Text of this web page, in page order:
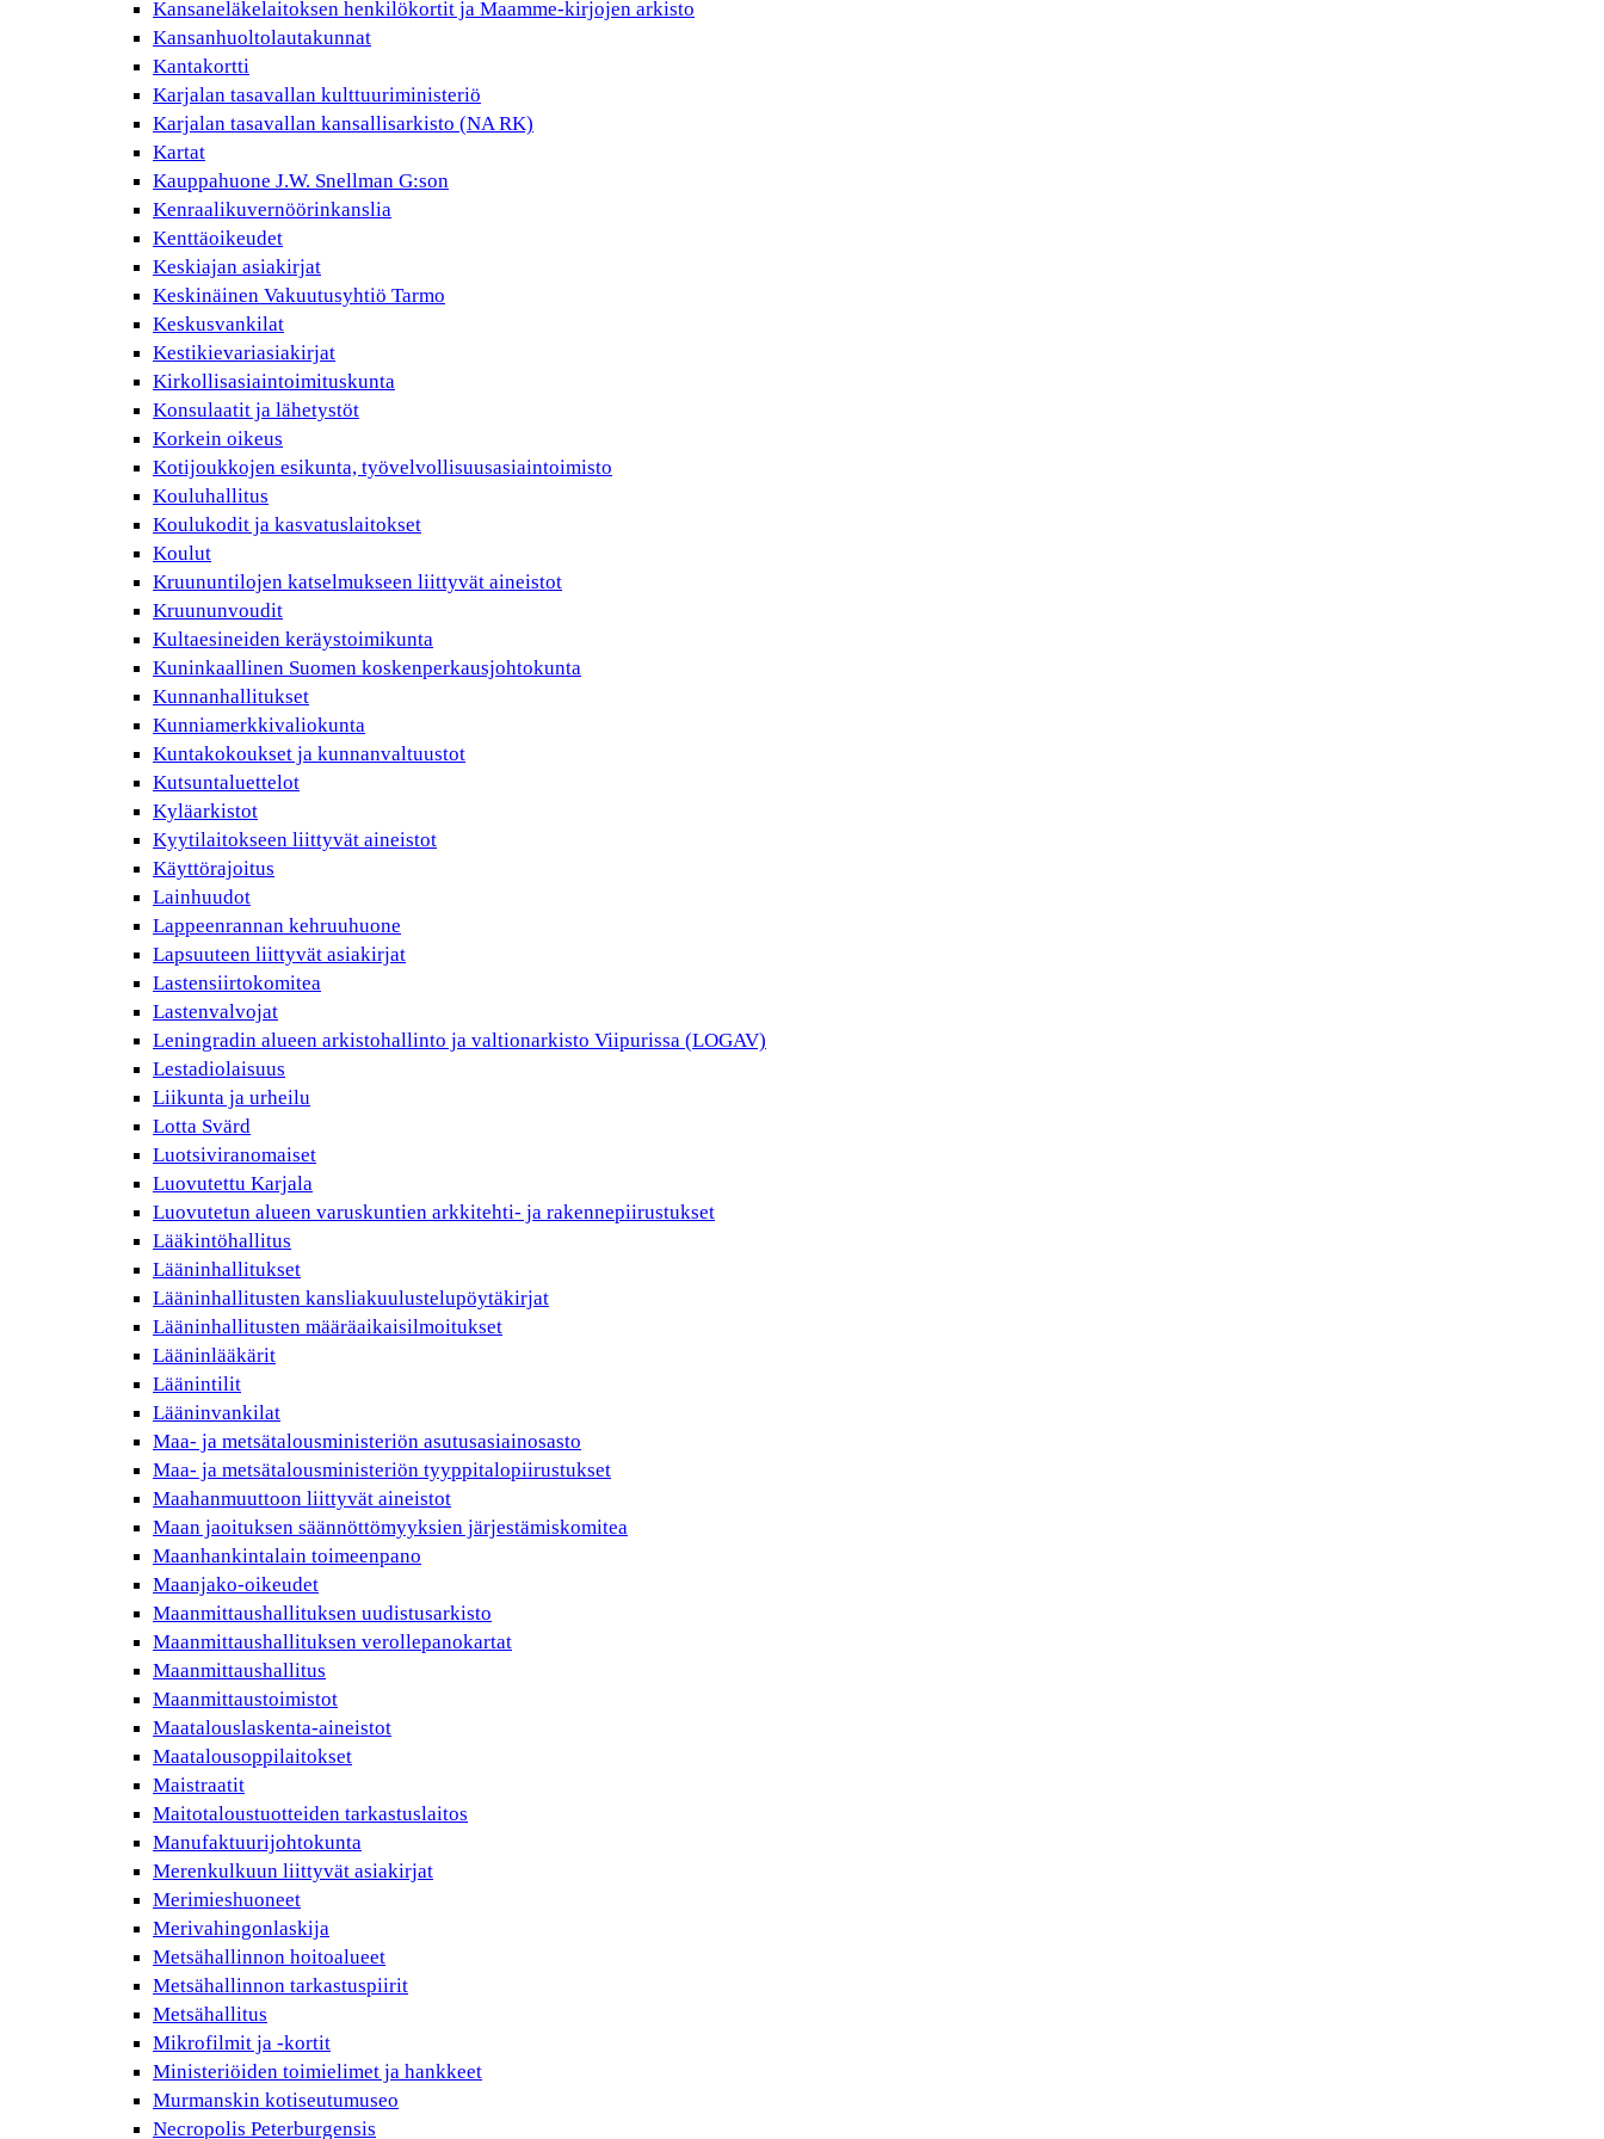
Kansaneläkelaitoksen henkilökortit ja Maamme-kirjojen arkisto
Kansanhuoltolautakunnat
Kantakortti
Karjalan tasavallan kulttuuriministeriö
Karjalan tasavallan kansallisarkisto (NA RK)
Kartat
Kauppahuone J.W. Snellman G:son
Kenraalikuvernöörinkanslia
Kenttäoikeudet
Keskiajan asiakirjat
Keskinäinen Vakuutusyhtiö Tarmo
Keskusvankilat
Kestikievariasiakirjat
Kirkollisasiaintoimituskunta
Konsulaatit ja lähetystöt
Korkein oikeus
Kotijoukkojen esikunta, työvelvollisuusasiaintoimisto
Kouluhallitus
Koulukodit ja kasvatuslaitokset
Koulut
Kruununtilojen katselmukseen liittyvät aineistot
Kruununvoudit
Kultaesineiden keräystoimikunta
Kuninkaallinen Suomen koskenperkausjohtokunta
Kunnanhallitukset
Kunniamerkkivaliokunta
Kuntakokoukset ja kunnanvaltuustot
Kutsuntaluettelot
Kyläarkistot
Kyytilaitokseen liittyvät aineistot
Käyttörajoitus
Lainhuudot
Lappeenrannan kehruuhuone
Lapsuuteen liittyvät asiakirjat
Lastensiirtokomitea
Lastenvalvojat
Leningradin alueen arkistohallinto ja valtionarkisto Viipurissa (LOGAV)
Lestadiolaisuus
Liikunta ja urheilu
Lotta Svärd
Luotsiviranomaiset
Luovutettu Karjala
Luovutetun alueen varuskuntien arkkitehti- ja rakennepiirustukset
Lääkintöhallitus
Lääninhallitukset
Lääninhallitusten kansliakuulustelupöytäkirjat
Lääninhallitusten määräaikaisilmoitukset
Lääninlääkärit
Läänintilit
Lääninvankilat
Maa- ja metsätalousministeriön asutusasiainosasto
Maa- ja metsätalousministeriön tyyppitalopiirustukset
Maahanmuuttoon liittyvät aineistot
Maan jaoituksen säännöttömyyksien järjestämiskomitea
Maanhankintalain toimeenpano
Maanjako-oikeudet
Maanmittaushallituksen uudistusarkisto
Maanmittaushallituksen verollepanokartat
Maanmittaushallitus
Maanmittaustoimistot
Maatalouslaskenta-aineistot
Maatalousoppilaitokset
Maistraatit
Maitotaloustuotteiden tarkastuslaitos
Manufaktuurijohtokunta
Merenkulkuun liittyvät asiakirjat
Merimieshuoneet
Merivahingonlaskija
Metsähallinnon hoitoalueet
Metsähallinnon tarkastuspiirit
Metsähallitus
Mikrofilmit ja -kortit
Ministeriöiden toimielimet ja hankkeet
Murmanskin kotiseutumuseo
Necropolis Peterburgensis